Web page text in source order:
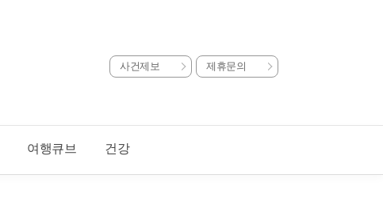
사건제보 제휴문의
여행큐브 건강